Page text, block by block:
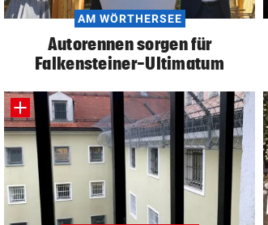
AM WÖRTHERSEE
Autorennen sorgen für
Falkensteiner-Ultimatum